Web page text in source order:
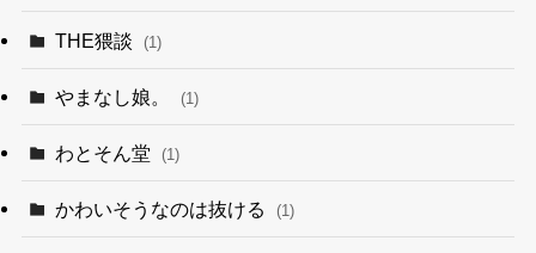
THE猥談 (1)
やまなし娘。 (1)
わとそん堂 (1)
かわいそうなのは抜ける (1)